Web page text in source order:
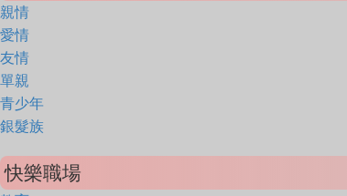
親情
愛情
友情
單親
青少年
銀髮族
快樂職場